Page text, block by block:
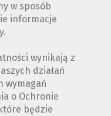
w sposób
informacje
wynikają z
działań
wymagań
o Ochronie
będzie